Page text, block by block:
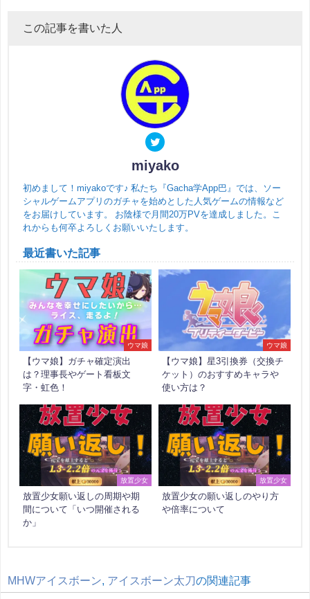
この記事を書いた人
miyako
初めまして！miyakoです♪ 私たち『Gacha学App巴』では、ソー
シャルゲームアプリのガチャを始めとした人気ゲームの情報など
をお届けしています。 お陰様で月間20万PVを達成しました。こ
れからも何卒よろしくお願いいたします。
最近書いた記事
ウマ娘
【ウマ娘】ガチャ確定演出
は？理事長やゲート看板文
字・虹色！
ウマ娘
【ウマ娘】星3引換券（交換チ
ケット）のおすすめキャラや
使い方は？
放置少女
放置少女願い返しの周期や期
間について「いつ開催される
か」
放置少女
放置少女の願い返しのやり方
や倍率について
MHWアイスボーン アイスボーン太刀の関連記事